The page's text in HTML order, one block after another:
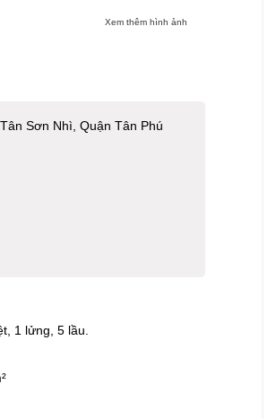
Xem thêm hình ảnh
Sơn Nhì, Quận Tân Phú
1 lửng, 5 lầu.